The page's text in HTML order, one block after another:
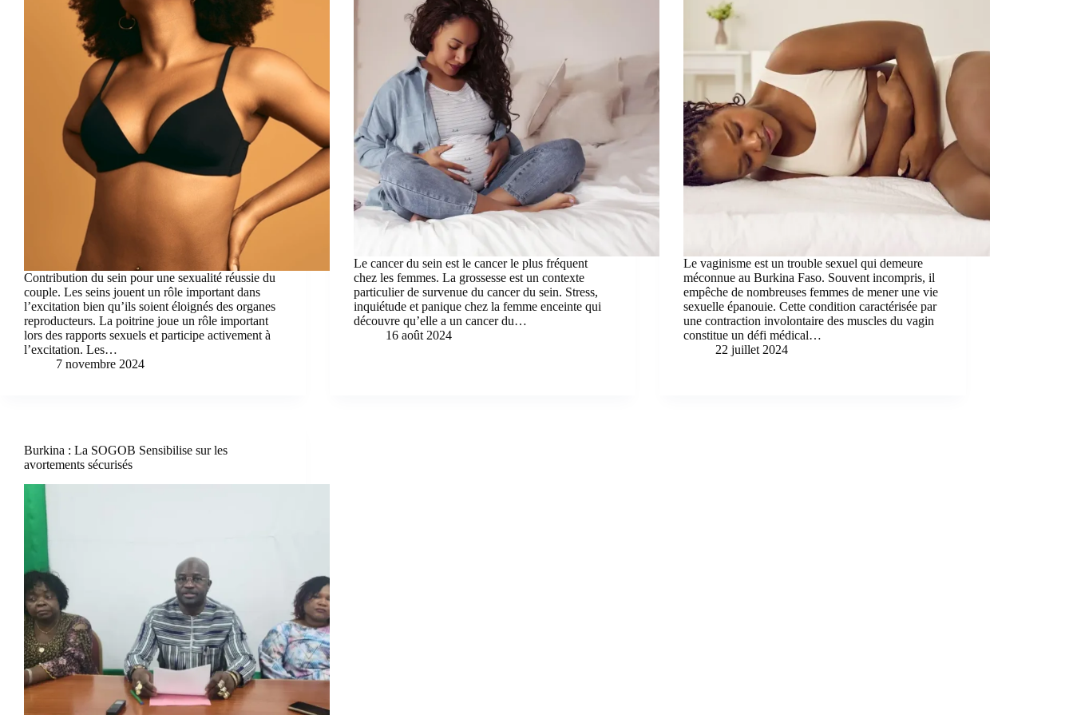
Contribution du sein pour une sexualité réussie du
couple. Les seins jouent un rôle important dans
l’excitation bien qu’ils soient éloignés des organes
reproducteurs. La poitrine joue un rôle important
lors des rapports sexuels et participe activement à
l’excitation. Les…
7 novembre 2024
Le cancer du sein est le cancer le plus fréquent
chez les femmes. La grossesse est un contexte
particulier de survenue du cancer du sein. Stress,
inquiétude et panique chez la femme enceinte qui
découvre qu’elle a un cancer du…
16 août 2024
Le vaginisme est un trouble sexuel qui demeure
méconnue au Burkina Faso. Souvent incompris, il
empêche de nombreuses femmes de mener une vie
sexuelle épanouie. Cette condition caractérisée par
une contraction involontaire des muscles du vagin
constitue un défi médical…
22 juillet 2024
Burkina : La SOGOB Sensibilise sur les
avortements sécurisés